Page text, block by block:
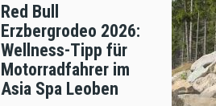
Red Bull
Erzbergrodeo 2026:
Wellness-Tipp für
Motorradfahrer im
Asia Spa Leoben